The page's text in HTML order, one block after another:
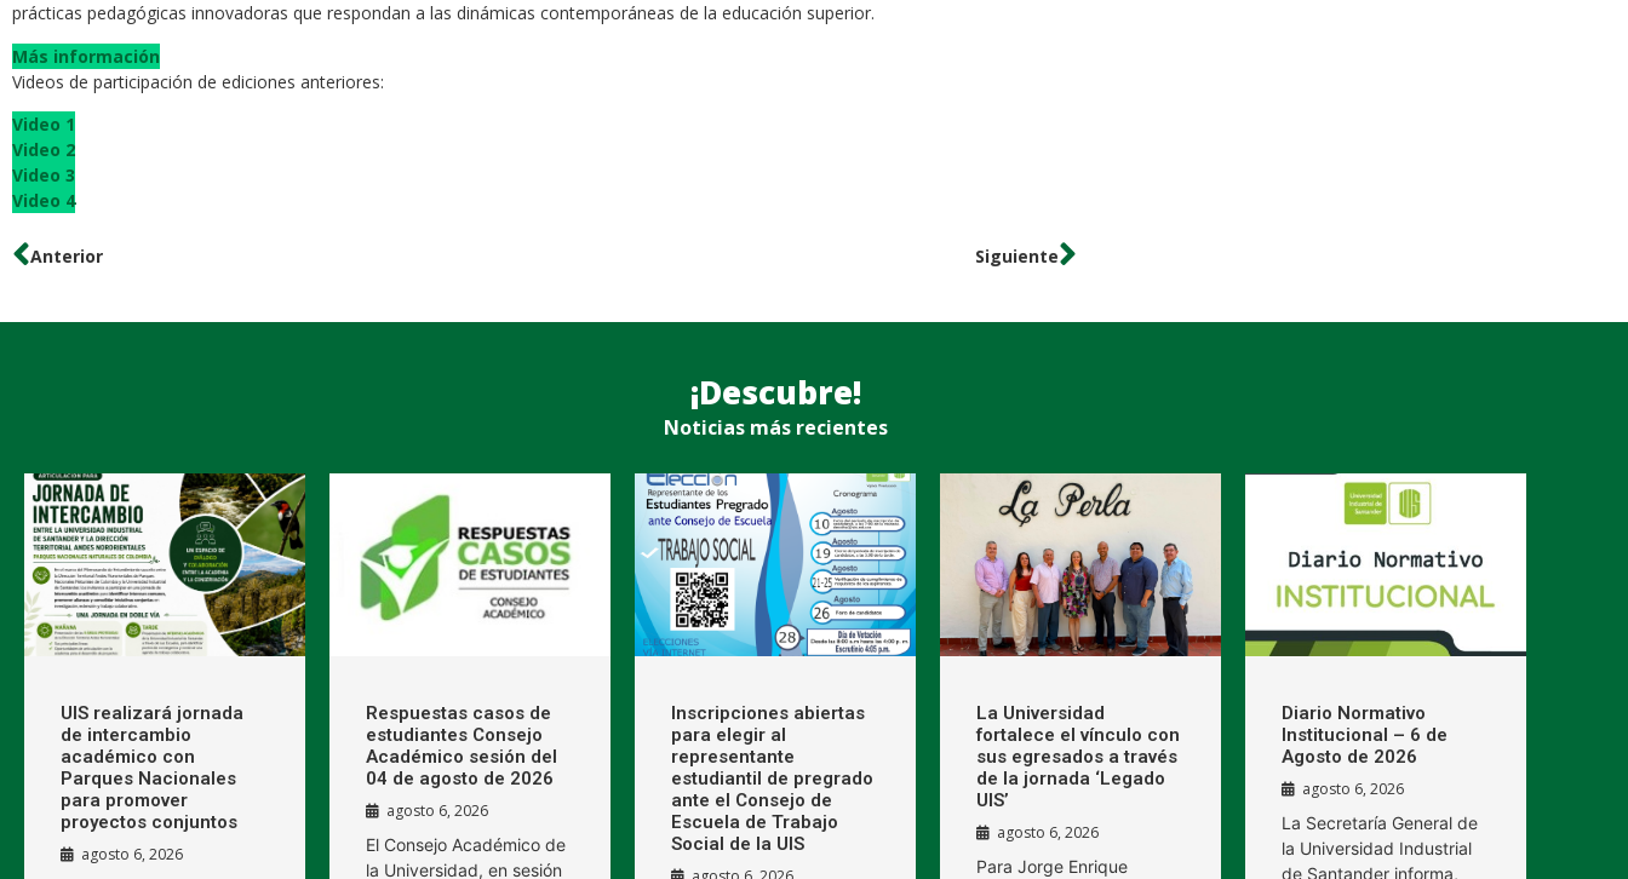
prácticas pedagógicas innovadoras que respondan a las dinámicas contemporáneas de la educación superior.
Más información
Videos de participación de ediciones anteriores:
Video 1
Video 2
Video 3
Video 4
Anterior Siguiente
¡Descubre!
Noticias más recientes
UIS realizará jornada
de intercambio
académico con
Parques Nacionales
para promover
proyectos conjuntos
agosto 6, 2026
Respuestas casos de
estudiantes Consejo
Académico sesión del
04 de agosto de 2026
agosto 6, 2026
El Consejo Académico de
la Universidad, en sesión
Inscripciones abiertas
para elegir al
representante
estudiantil de pregrado
ante el Consejo de
Escuela de Trabajo
Social de la UIS
La Universidad
fortalece el vínculo con
sus egresados a través
de la jornada ‘Legado
UIS’
agosto 6, 2026
Para Jorge Enrique
Diario Normativo
Institucional – 6 de
Agosto de 2026
agosto 6, 2026
La Secretaría General de
la Universidad Industrial
de Santander informa,